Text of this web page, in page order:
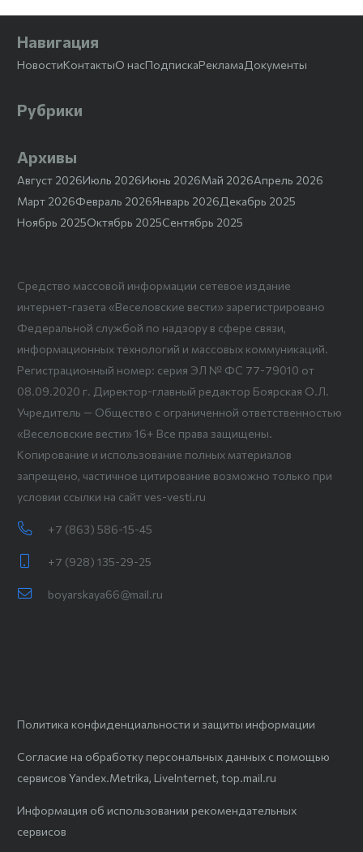
Навигация
НовостиКонтактыО насПодпискаРекламаДокументы
Рубрики
Архивы
Август 2026Июль 2026Июнь 2026Май 2026Апрель 2026
Март 2026Февраль 2026Январь 2026Декабрь 2025
Ноябрь 2025Октябрь 2025Сентябрь 2025
Средство массовой информации сетевое издание
интернет-газета «Веселовские вести» зарегистрировано
Федеральной службой по надзору в сфере связи,
информационных технологий и массовых коммуникаций.
Регистрационный номер: серия ЭЛ № ФС 77-79010 от
08.09.2020 г. Директор-главный редактор Боярская О.Л.
Учредитель — Общество с ограниченной ответственностью
«Веселовские вести» 16+ Все права защищены.
Копирование и использование полных материалов
запрещено, частичное цитирование возможно только при
условии ссылки на сайт ves-vesti.ru
+7 (863) 586-15-45
+7 (928) 135-29-25
boyarskaya66@mail.ru
Политика конфиденциальности и защиты информации
Согласие на обработку персональных данных с помощью
сервисов Yandex.Metrika, LiveInternet, top.mail.ru
Информация об использовании рекомендательных
сервисов